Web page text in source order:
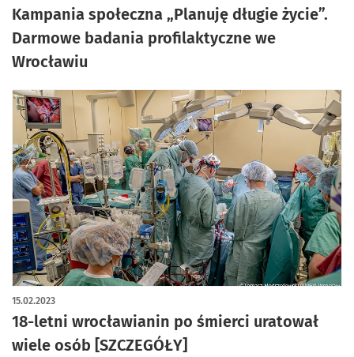
Kampania społeczna „Planuję długie życie”.
Darmowe badania profilaktyczne we
Wrocławiu
18-letni wrocławianin po śmierci uratował
wiele osób [SZCZEGÓŁY]
15.02.2023